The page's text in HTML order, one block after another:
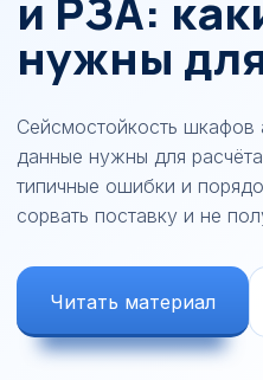
нужны
Сейсмостойкость шкафов
данные нужны для
типичные ошибки и
сорвать поставку и не
Читать материал